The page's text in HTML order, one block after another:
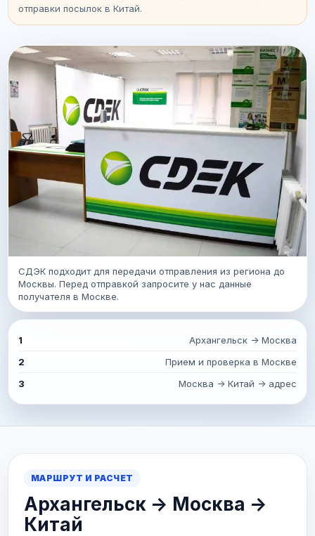
отправки посылок в Китай.
СДЭК подходит для передачи отправления из региона до
Москвы. Перед отправкой запросите у нас данные
получателя в Москве.
1
Архангельск -> Москва
2
Прием и проверка в Москве
3
Москва -> Китай -> адрес
МАРШРУТ И РАСЧЕТ
Архангельск -> Москва ->
Китай